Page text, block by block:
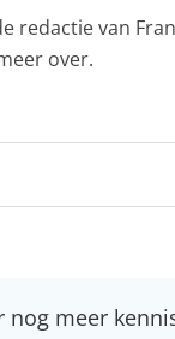
redactie van
over.
nog meer